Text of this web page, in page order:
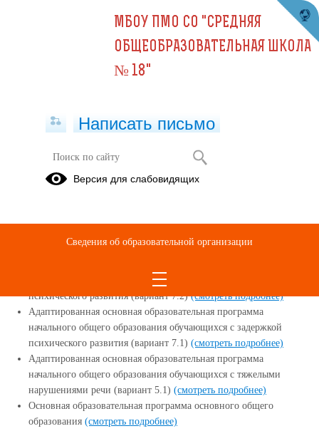
Реализуемые образовательные
образования (смотреть подробнее)
начального общего образования обучающихся с задержкой
психического развития (вариант 7.2)(смотреть подробнее)
Адаптированная основная образовательная программа
начального общего образования обучающихся с задержкой
психического развития (вариант 7.1) (смотреть подробнее)
Адаптированная основная образовательная программа
начального общего образования обучающихся с тяжелыми
нарушениями речи (вариант 5.1) (смотреть подробнее)
Основная образовательная программа основного общего
образования (смотреть подробнее)
МБОУ ПМО СО "СРЕДНЯЯ
ОБЩЕОБРАЗОВАТЕЛЬНАЯ ШКОЛА
№ 18"
Написать письмо
Версия для слабовидящих
Сведения об образовательной организации